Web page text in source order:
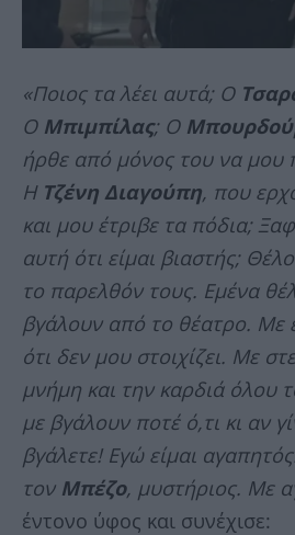
«Ποιος τα λέει αυτά; Ο
Ο Μπιμπίλας; Ο
ήρθε από μόνος του να μου
Η Τζένη Διαγούπη, που
και μου έτριβε τα πόδια;
αυτή ότι είμαι βιαστής;
το παρελθόν τους. Εμένα
βγάλουν από το θέατρο. Με
ότι δεν μου στοιχίζει. Με
μνήμη και την καρδιά όλου
με βγάλουν ποτέ ό,τι κι αν
βγάλετε! Εγώ είμαι
τον Μπέζο, μυστήριος. Με
έντονο ύφος και συνέχισε: